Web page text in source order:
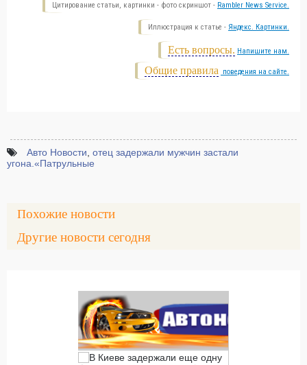
Цитирование статьи, картинки - фото скриншот - Rambler News Service.
Иллюстрация к статье - Яндекс. Картинки.
Есть вопросы. Напишите нам.
Общие правила поведения на сайте.
Авто Новости отец задержали мужчин застали
угона.«Патрульные
Похожие новости
Другие новости сегодня